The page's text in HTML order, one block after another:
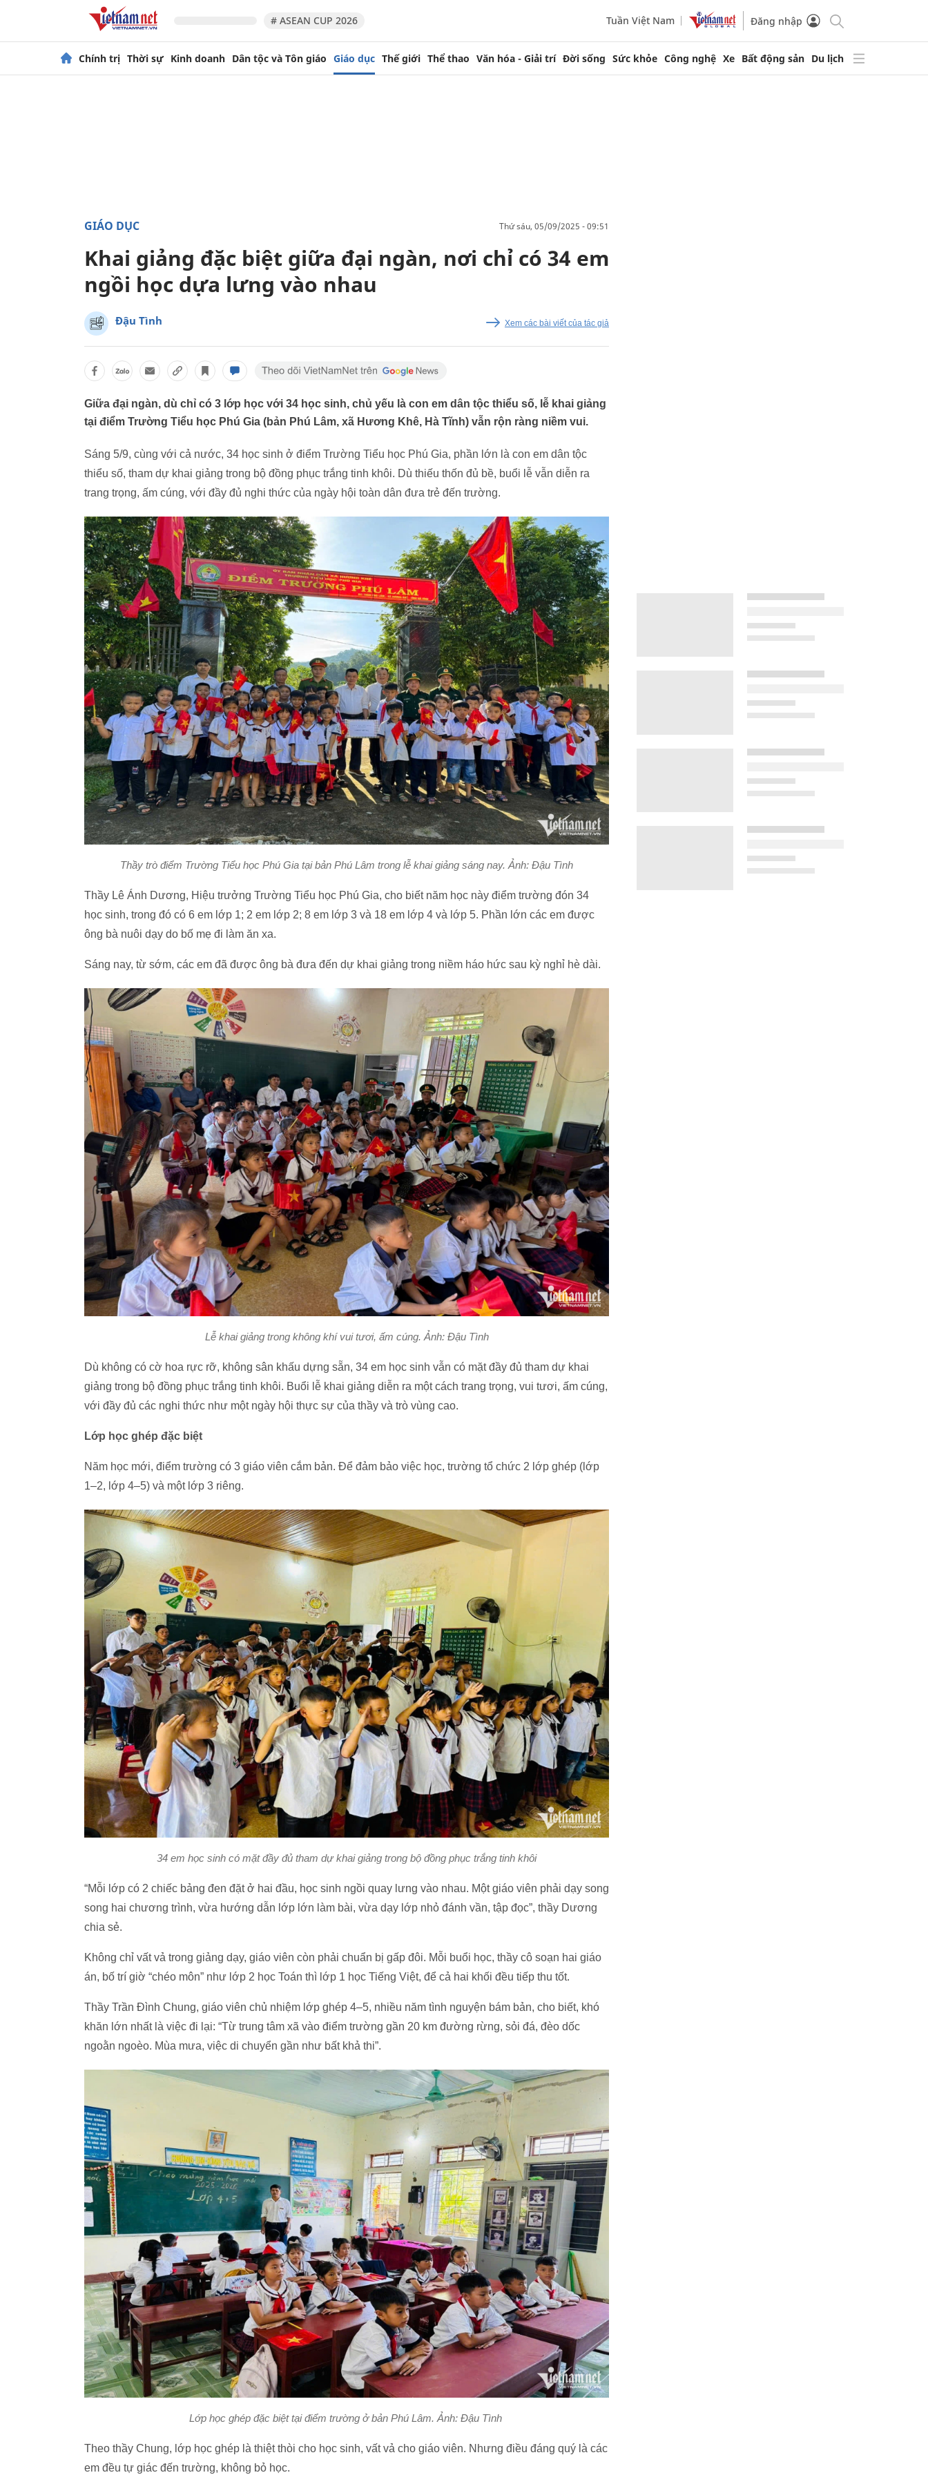
# ASEAN CUP 2026 Tuần Việt Nam Đăng nhập
Chính trị Thời sự Kinh doanh Dân tộc và Tôn giáo Giáo dục Thế giới Thể thao Văn hóa - Giải trí Đời sống Sức khỏe Công nghệ Xe Bất động sản Du lịch
GIÁO DỤC thứ sáu, 05/09/2025 - 09:51
Khai giảng đặc biệt giữa đại ngàn, nơi chỉ có 34 em
ngồi học dựa lưng vào nhau
Đậu Tình Xem các bài viết của tác giả
Giữa đại ngàn, dù chỉ có 3 lớp học với 34 học sinh, chủ yếu là con em dân tộc thiểu số, lễ khai giảng
tại điểm Trường Tiểu học Phú Gia (bản Phú Lâm, xã Hương Khê, Hà Tĩnh) vẫn rộn ràng niềm vui.
Sáng 5/9, cùng với cả nước, 34 học sinh ở điểm Trường Tiểu học Phú Gia, phần lớn là con em dân tộc
thiểu số, tham dự khai giảng trong bộ đồng phục trắng tinh khôi. Dù thiếu thốn đủ bề, buổi lễ vẫn diễn ra
trang trọng, ấm cúng, với đầy đủ nghi thức của ngày hội toàn dân đưa trẻ đến trường.
Thầy trò điểm Trường Tiểu học Phú Gia tại bản Phú Lâm trong lễ khai giảng sáng nay. Ảnh: Đậu Tình
Thầy Lê Ánh Dương, Hiệu trưởng Trường Tiểu học Phú Gia, cho biết năm học này điểm trường đón 34
học sinh, trong đó có 6 em lớp 1; 2 em lớp 2; 8 em lớp 3 và 18 em lớp 4 và lớp 5. Phần lớn các em được
ông bà nuôi dạy do bố mẹ đi làm ăn xa.
Sáng nay, từ sớm, các em đã được ông bà đưa đến dự khai giảng trong niềm háo hức sau kỳ nghỉ hè dài.
Lễ khai giảng trong không khí vui tươi, ấm cúng. Ảnh: Đậu Tình
Dù không có cờ hoa rực rỡ, không sân khấu dựng sẵn, 34 em học sinh vẫn có mặt đầy đủ tham dự khai
giảng trong bộ đồng phục trắng tinh khôi. Buổi lễ khai giảng diễn ra một cách trang trọng, vui tươi, ấm cúng,
với đầy đủ các nghi thức như một ngày hội thực sự của thầy và trò vùng cao.
Lớp học ghép đặc biệt
Năm học mới, điểm trường có 3 giáo viên cắm bản. Để đảm bảo việc học, trường tổ chức 2 lớp ghép (lớp
1–2, lớp 4–5) và một lớp 3 riêng.
34 em học sinh có mặt đầy đủ tham dự khai giảng trong bộ đồng phục trắng tinh khôi
“Mỗi lớp có 2 chiếc bảng đen đặt ở hai đầu, học sinh ngồi quay lưng vào nhau. Một giáo viên phải dạy song
song hai chương trình, vừa hướng dẫn lớp lớn làm bài, vừa dạy lớp nhỏ đánh vần, tập đọc”, thầy Dương
chia sẻ.
Không chỉ vất vả trong giảng dạy, giáo viên còn phải chuẩn bị gấp đôi. Mỗi buổi học, thầy cô soạn hai giáo
án, bố trí giờ “chéo môn” như lớp 2 học Toán thì lớp 1 học Tiếng Việt, để cả hai khối đều tiếp thu tốt.
Thầy Trần Đình Chung, giáo viên chủ nhiệm lớp ghép 4–5, nhiều năm tình nguyện bám bản, cho biết, khó
khăn lớn nhất là việc đi lại: “Từ trung tâm xã vào điểm trường gần 20 km đường rừng, sỏi đá, đèo dốc
ngoằn ngoèo. Mùa mưa, việc di chuyển gần như bất khả thi”.
Lớp học ghép đặc biệt tại điểm trường ở bản Phú Lâm. Ảnh: Đậu Tình
Theo thầy Chung, lớp học ghép là thiệt thòi cho học sinh, vất vả cho giáo viên. Nhưng điều đáng quý là các
em đều tự giác đến trường, không bỏ học.